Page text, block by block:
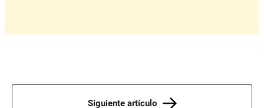
Siguiente artículo